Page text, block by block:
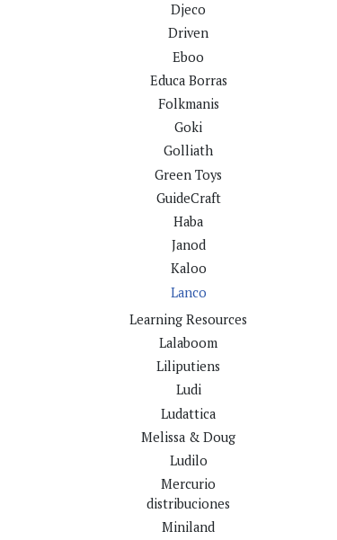
Djeco
Driven
Eboo
Educa Borras
Folkmanis
Goki
Golliath
Green Toys
GuideCraft
Haba
Janod
Kaloo
Lanco
Learning Resources
Lalaboom
Liliputiens
Ludi
Ludattica
Melissa & Doug
Ludilo
Mercurio
distribuciones
Miniland